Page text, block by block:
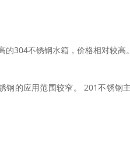
304不锈钢水箱，价格相对较高。
钢的应用范围较窄。 201不锈